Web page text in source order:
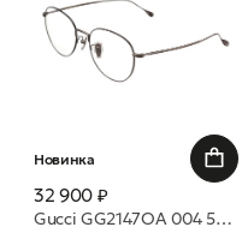
Новинка
32 900 ₽
Gucci GG2147OA 004 54 оправа